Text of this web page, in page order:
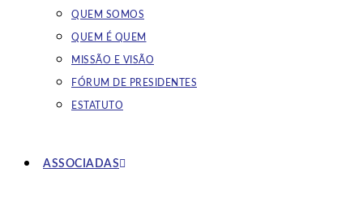
QUEM SOMOS
QUEM É QUEM
MISSÃO E VISÃO
FÓRUM DE PRESIDENTES
ESTATUTO
ASSOCIADAS